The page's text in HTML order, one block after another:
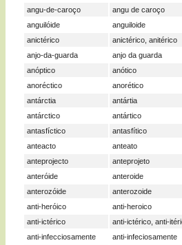
angu-de-caroço
angu de caroço
anguilóide
anguiloide
anictérico
anictérico, anitérico
anjo-da-guarda
anjo da guarda
anóptico
anótico
anoréctico
anorético
antárctia
antártia
antárctico
antártico
antasfíctico
antasfítico
anteacto
anteato
anteprojecto
anteprojeto
anteróide
anteroide
anterozóide
anterozoide
anti-heróico
anti-heroico
anti-ictérico
anti-ictérico, anti-
anti-infecciosamente
anti-infeciosamente